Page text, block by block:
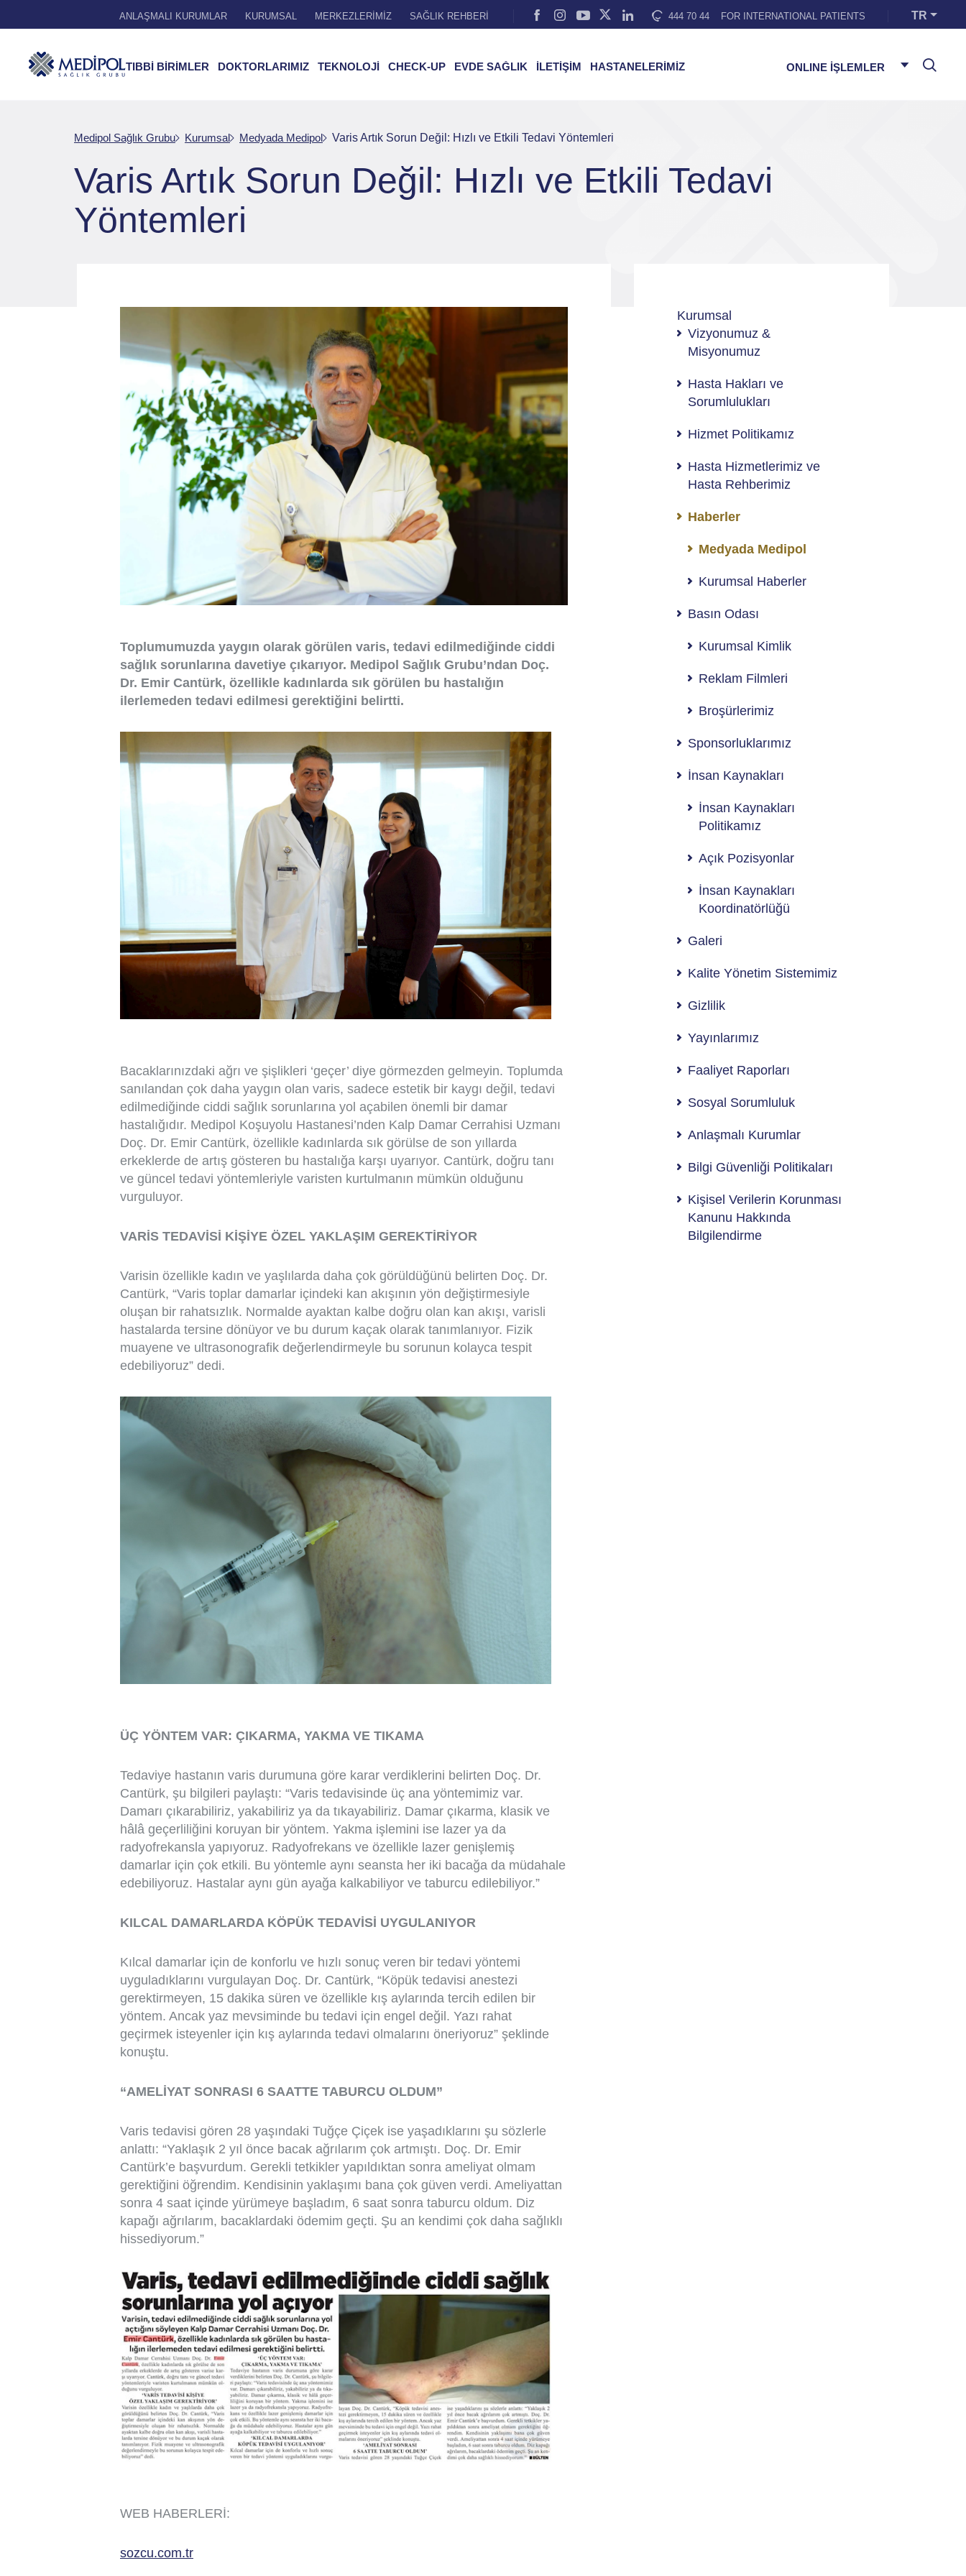
ANLAŞMALI KURUMLAR KURUMSAL MERKEZLERİMİZ SAĞLIK REHBERİ 444 70 44 FOR INTERNATIONAL PATIENTS TR
TIBBİ BİRİMLER DOKTORLARIMIZ TEKNOLOJİ CHECK-UP EVDE SAĞLIK İLETİŞİM HASTANELERİMİZ ONLINE İŞLEMLER
Medipol Sağlık Grubu Kurumsal Medyada Medipol Varis Artık Sorun Değil: Hızlı ve Etkili Tedavi Yöntemleri
Varis Artık Sorun Değil: Hızlı ve Etkili Tedavi
Yöntemleri
Toplumumuzda yaygın olarak görülen varis, tedavi edilmediğinde ciddi
sağlık sorunlarına davetiye çıkarıyor. Medipol Sağlık Grubu’ndan Doç.
Dr. Emir Cantürk, özellikle kadınlarda sık görülen bu hastalığın
ilerlemeden tedavi edilmesi gerektiğini belirtti.
Bacaklarınızdaki ağrı ve şişlikleri ‘geçer’ diye görmezden gelmeyin. Toplumda
sanılandan çok daha yaygın olan varis, sadece estetik bir kaygı değil, tedavi
edilmediğinde ciddi sağlık sorunlarına yol açabilen önemli bir damar
hastalığıdır. Medipol Koşuyolu Hastanesi’nden Kalp Damar Cerrahisi Uzmanı
Doç. Dr. Emir Cantürk, özellikle kadınlarda sık görülse de son yıllarda
erkeklerde de artış gösteren bu hastalığa karşı uyarıyor. Cantürk, doğru tanı
ve güncel tedavi yöntemleriyle varisten kurtulmanın mümkün olduğunu
vurguluyor.
VARİS TEDAVİSİ KİŞİYE ÖZEL YAKLAŞIM GEREKTİRİYOR
Varisin özellikle kadın ve yaşlılarda daha çok görüldüğünü belirten Doç. Dr.
Cantürk, “Varis toplar damarlar içindeki kan akışının yön değiştirmesiyle
oluşan bir rahatsızlık. Normalde ayaktan kalbe doğru olan kan akışı, varisli
hastalarda tersine dönüyor ve bu durum kaçak olarak tanımlanıyor. Fizik
muayene ve ultrasonografik değerlendirmeyle bu sorunun kolayca tespit
edebiliyoruz” dedi.
ÜÇ YÖNTEM VAR: ÇIKARMA, YAKMA VE TIKAMA
Tedaviye hastanın varis durumuna göre karar verdiklerini belirten Doç. Dr.
Cantürk, şu bilgileri paylaştı: “Varis tedavisinde üç ana yöntemimiz var.
Damarı çıkarabiliriz, yakabiliriz ya da tıkayabiliriz. Damar çıkarma, klasik ve
hâlâ geçerliliğini koruyan bir yöntem. Yakma işlemini ise lazer ya da
radyofrekansla yapıyoruz. Radyofrekans ve özellikle lazer genişlemiş
damarlar için çok etkili. Bu yöntemle aynı seansta her iki bacağa da müdahale
edebiliyoruz. Hastalar aynı gün ayağa kalkabiliyor ve taburcu edilebiliyor.”
KILCAL DAMARLARDA KÖPÜK TEDAVİSİ UYGULANIYOR
Kılcal damarlar için de konforlu ve hızlı sonuç veren bir tedavi yöntemi
uyguladıklarını vurgulayan Doç. Dr. Cantürk, “Köpük tedavisi anestezi
gerektirmeyen, 15 dakika süren ve özellikle kış aylarında tercih edilen bir
yöntem. Ancak yaz mevsiminde bu tedavi için engel değil. Yazı rahat
geçirmek isteyenler için kış aylarında tedavi olmalarını öneriyoruz” şeklinde
konuştu.
“AMELİYAT SONRASI 6 SAATTE TABURCU OLDUM”
Varis tedavisi gören 28 yaşındaki Tuğçe Çiçek ise yaşadıklarını şu sözlerle
anlattı: “Yaklaşık 2 yıl önce bacak ağrılarım çok artmıştı. Doç. Dr. Emir
Cantürk’e başvurdum. Gerekli tetkikler yapıldıktan sonra ameliyat olmam
gerektiğini öğrendim. Kendisinin yaklaşımı bana çok güven verdi. Ameliyattan
sonra 4 saat içinde yürümeye başladım, 6 saat sonra taburcu oldum. Diz
kapağı ağrılarım, bacaklardaki ödemim geçti. Şu an kendimi çok daha sağlıklı
hissediyorum.”
WEB HABERLERİ:
sozcu.com.tr
Kurumsal
Vizyonumuz &
Misyonumuz
Hasta Hakları ve
Sorumlulukları
Hizmet Politikamız
Hasta Hizmetlerimiz ve
Hasta Rehberimiz
Haberler
Medyada Medipol
Kurumsal Haberler
Basın Odası
Kurumsal Kimlik
Reklam Filmleri
Broşürlerimiz
Sponsorluklarımız
İnsan Kaynakları
İnsan Kaynakları
Politikamız
Açık Pozisyonlar
İnsan Kaynakları
Koordinatörlüğü
Galeri
Kalite Yönetim Sistemimiz
Gizlilik
Yayınlarımız
Faaliyet Raporları
Sosyal Sorumluluk
Anlaşmalı Kurumlar
Bilgi Güvenliği Politikaları
Kişisel Verilerin Korunması
Kanunu Hakkında
Bilgilendirme